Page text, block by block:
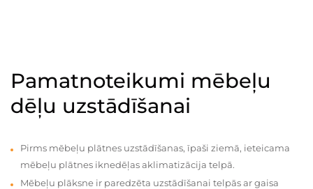
Pamatnoteikumi mēbeļu
dēļu uzstādīšanai
Pirms mēbeļu plātnes uzstādīšanas, īpaši ziemā, ieteicama
mēbeļu plātnes iknedēļas aklimatizācija telpā.
Mēbeļu plāksne ir paredzēta uzstādīšanai telpās ar gaisa